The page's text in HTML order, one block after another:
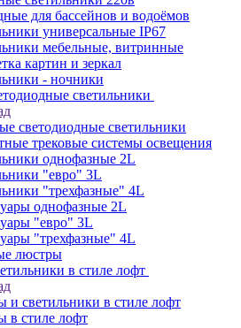
для бассейнов и водоёмов
универсальные IP67
мебельные, витринные
картин и зеркал
- ночники
светильники
светодиодные светильники
трековые системы освещения
однофазные 2L
"евро" 3L
"трехфазные" 4L
однофазные 2L
"евро" 3L
"трехфазные" 4L
люстры
в стиле лофт
и светильники в стиле лофт
в стиле лофт